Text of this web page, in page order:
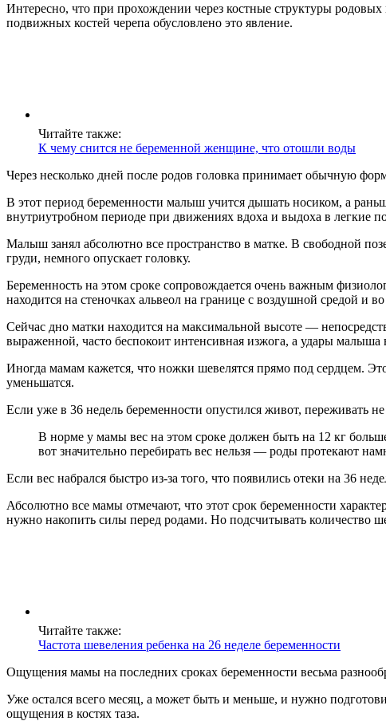
Интересно, что при прохождении через костные структуры
подвижных костей черепа обусловлено это явление.
Читайте также:
К чему снится не беременной женщине, что отошли воды
Через несколько дней после родов головка принимает обычную
В этот период беременности малыш учится дышать носиком, а
внутриутробном периоде при движениях вдоха и выдоха в легкие
Малыш занял абсолютно все пространство в матке. В свободной
груди, немного опускает головку.
Беременность на этом сроке сопровождается очень важным
находится на стеночках альвеол на границе с воздушной средой и
Сейчас дно матки находится на максимальной высоте —
выраженной, часто беспокоит интенсивная изжога, а удары
Иногда мамам кажется, что ножки шевелятся прямо под сердцем.
уменьшатся.
Если уже в 36 недель беременности опустился живот, переживать
В норме у мамы вес на этом сроке должен быть на 12 кг
вот значительно перебирать вес нельзя — роды протекают
Если вес набрался быстро из-за того, что появились отеки на 36
Абсолютно все мамы отмечают, что этот срок беременности
нужно накопить силы перед родами. Но подсчитывать количество
Читайте также:
Частота шевеления ребенка на 26 неделе беременности
Ощущения мамы на последних сроках беременности весьма
Уже остался всего месяц, а может быть и меньше, и нужно
ощущения в костях таза.